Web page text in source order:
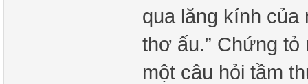
qua lăng kính
thơ ấu.” Chứng
một câu hỏi tầm